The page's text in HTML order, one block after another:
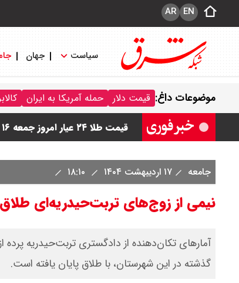
EN
AR
سیاست جهان
موضوعات داغ: قیمت دلار حمله آمریکا به ایران
قیمت دینار عراق امروز جمعه ۱۶ مرداد ۱۴۰۵ اعلام شد + جدول
قیمت سکه امامی امروز جمعه ۱۶ مرداد ۱۴۰۵ اعلام شد/ کاهش قیمت سکه
قیمت طلا ۲۴ عیار امروز جمعه ۱۶ مرداد ۱۴۰۵/ صعود طلا ادامه‌دار شد
قیمت نفت امروز جمعه ۱۶ مرداد ۱۴۰۵ / نفت صعودی شد + جدول
جامعه ۱۷ اردیبهشت ۱۴۰۴
نیمی از زوج‌های تربت‌حیدریه‌ای طلاق
گذشته در این شهرستان، با طلاق پایان یافته است.